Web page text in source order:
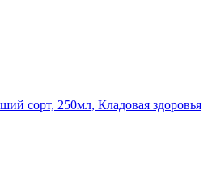
сорт, 250мл, Кладовая здоровья